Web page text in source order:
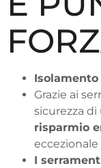
Grazie ai
sicurezza di
risparmio
I